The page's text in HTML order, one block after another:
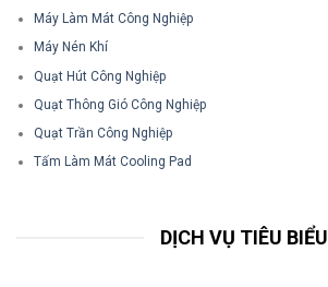
Máy Làm Mát Công Nghiệp
Máy Nén Khí
Quạt Hút Công Nghiệp
Quạt Thông Gió Công Nghiệp
Quạt Trần Công Nghiệp
Tấm Làm Mát Cooling Pad
DỊCH VỤ TIÊU BIỂU